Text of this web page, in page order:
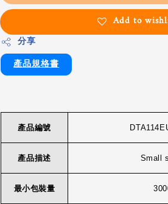
Add to
分享
產品規格書
產品編號
產品描述 Small
最小包裝量